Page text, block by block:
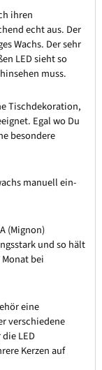
ihren
echt aus. Der
Wachs. Der sehr
LED sieht so
muss.
Tischdekoration,
Egal wo Du
besondere
manuell ein-
(Mignon)
und so hält
bei
eine
verschiedene
LED
Kerzen auf